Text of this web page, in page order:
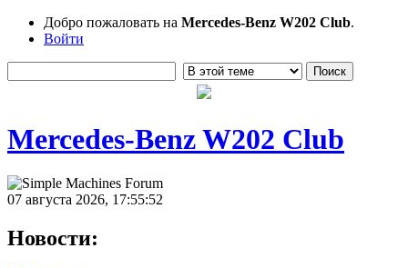
Добро пожаловать на Mercedes-Benz W202 Club.
Войти
Mercedes-Benz W202 Club
07 августа 2026, 17:55:52
Новости: